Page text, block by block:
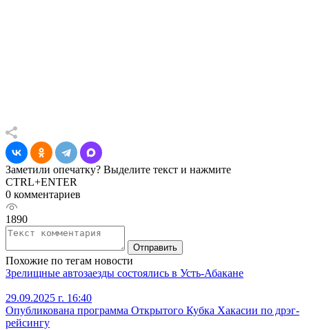
Заметили опечатку? Выделите текст и нажмите
CTRL+ENTER
0 комментариев
1890
Отправить
Похожие по тегам новости
Зрелищные автозаезды состоялись в Усть-Абакане
29.09.2025 г. 16:40
Опубликована программа Открытого Кубка Хакасии по дрэг-
рейсингу